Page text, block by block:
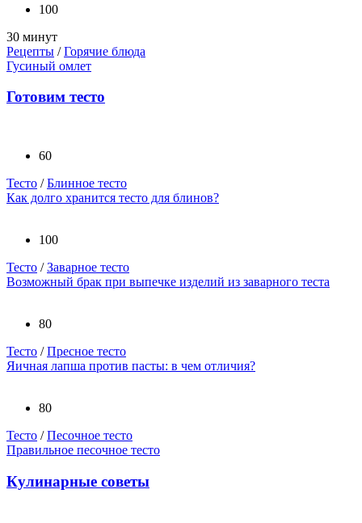
100
30 минут
Рецепты /Горячие блюда
Гусиный омлет
Готовим тесто
60
Тесто /Блинное тесто
Как долго хранится тесто для блинов?
100
Тесто /Заварное тесто
Возможный брак при выпечке изделий из заварного теста
80
Тесто /Пресное тесто
Яичная лапша против пасты: в чем отличия?
80
Тесто /Песочное тесто
Правильное песочное тесто
Кулинарные советы